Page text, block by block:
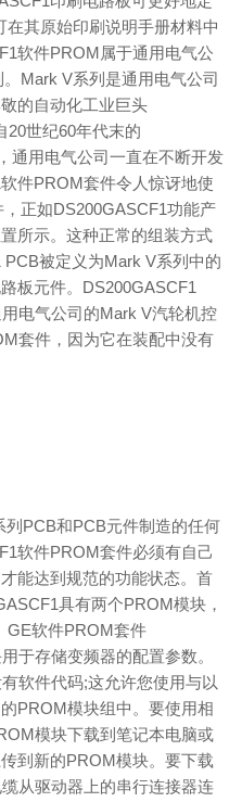
在其原始印刷说明手册材料中
软件PROM属于通用电气公
Mark V系列是通用电气公司
的自动化工业巨头
20世纪60年代末的
通用电气公司一直在不断开发
件PROM套件令人惊讶地使
正如DS200GASCF1功能产
所示。这种正常的组装方式
被定义为Mark V系列中的
板元件。DS200GASCF1
电气公司的Mark V汽轮机控
套件，因为它在装配中没有
PCB和PCB元件制造的任何
软件PROM套件必须有自己
能达到规范的功能状态。首
具有两个PROM模块，
GE软件PROM套件
于存储变频器的配置参数。
软件代码;这允许您使用与以
PROM模块组中。要使用相
模块下载到笔记本电脑或
到新的PROM模块。要下载
从驱动器上的串行连接器连